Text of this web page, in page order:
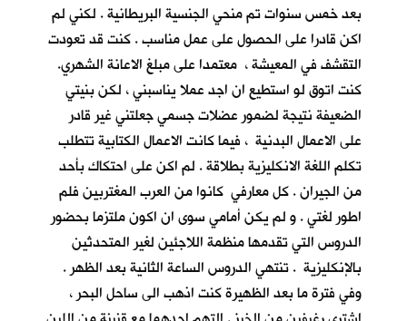
بعد خمس سنوات تم منحي الجنسية البريطانية . لكني لم
اكن قادرا على الحصول على عمل مناسب . كنت قد تعودت
التقشف في المعيشة ، معتمدا على مبلغ الاعانة الشهري.
كنت اتوق لو استطيع ان اجد عملا يناسبني ، لكن بنيتي
الضعيفة نتيجة لضمور عضلات جسمي جعلتني غير قادر
على الاعمال البدنية ، فيما كانت الاعمال الكتابية تتطلب
تكلم اللغة الانكليزية بطلاقة . لم اكن على احتكاك بأحد
من الجيران . كل معارفي كانوا من العرب المغتربين فلم
اطور لغتي . و لم يكن أمامي سوى ان اكون ملتزما بحضور
الدروس التي تقدمها منظمة اللاجئين لغير المتحدثين
بالإنكليزية . تنتهي الدروس الساعة الثانية بعد الظهر .
وفي فترة ما بعد الظهيرة كنت اذهب الى ساحل البحر ،